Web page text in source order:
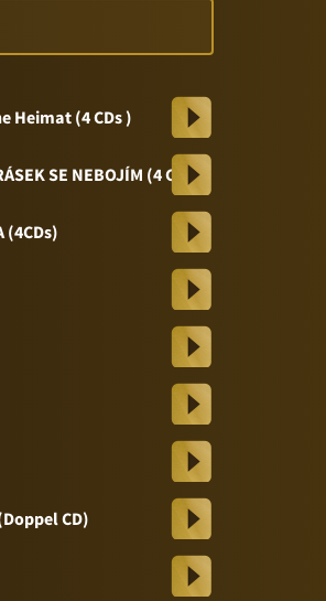
Heimat (4 CDs )
SE NEBOJÍM (4 CDs)
(4CDs)
CD)